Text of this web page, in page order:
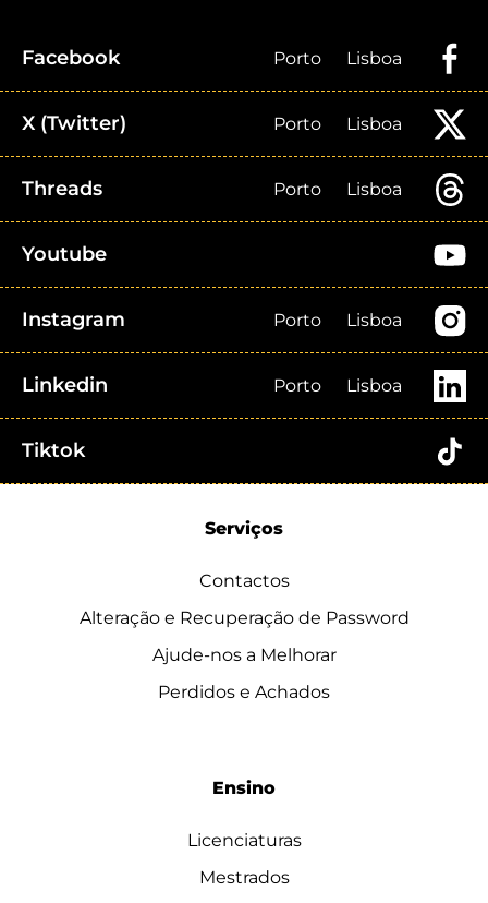
Facebook Porto Lisboa
X (Twitter) Porto Lisboa
Threads Porto Lisboa
Youtube
Instagram Porto Lisboa
Linkedin Porto Lisboa
Tiktok
Serviços
Contactos
Alteração e Recuperação de Password
Ajude-nos a Melhorar
Perdidos e Achados
Ensino
Licenciaturas
Mestrados